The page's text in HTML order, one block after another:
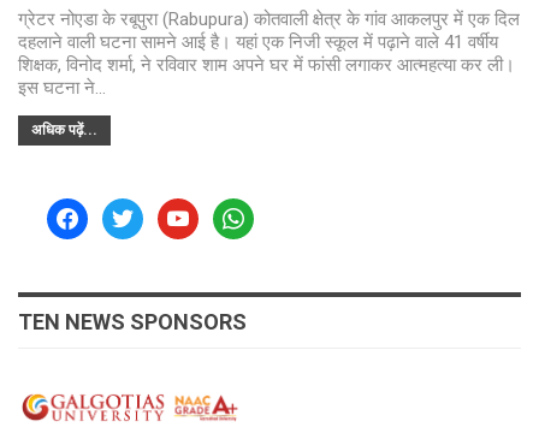
ग्रेटर नोएडा के रबूपुरा (Rabupura) कोतवाली क्षेत्र के गांव आकलपुर में एक दिल
दहलाने वाली घटना सामने आई है। यहां एक निजी स्कूल में पढ़ाने वाले 41 वर्षीय
शिक्षक, विनोद शर्मा, ने रविवार शाम अपने घर में फांसी लगाकर आत्महत्या कर ली।
इस घटना ने…
अधिक पढ़ें...
facebooktwitteryoutubewhatsapp
TEN NEWS SPONSORS